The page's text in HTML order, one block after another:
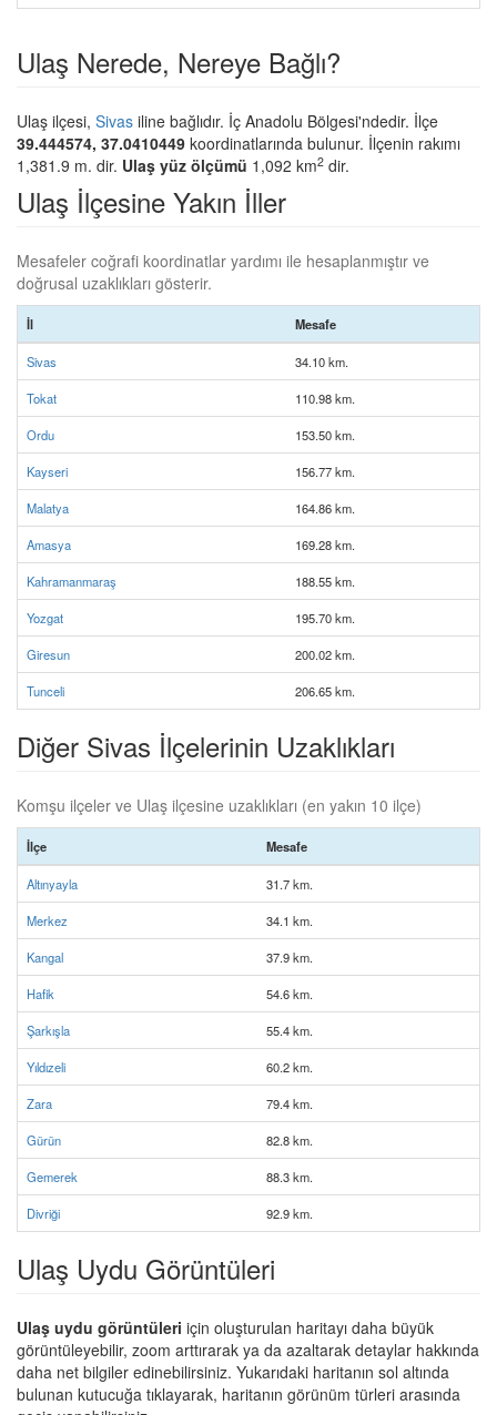
Ulaş Nerede, Nereye Bağlı?
Ulaş ilçesi, Sivas iline bağlıdır. İç Anadolu Bölgesi'ndedir. İlçe
39.444574, 37.0410449 koordinatlarında bulunur. İlçenin rakımı
1,381.9 m. dir. Ulaş yüz ölçümü 1,092 km2 dir.
Ulaş İlçesine Yakın İller
Mesafeler coğrafi koordinatlar yardımı ile hesaplanmıştır ve
doğrusal uzaklıkları gösterir.
İl Mesafe
Sivas 34.10 km.
Tokat 110.98 km.
Ordu 153.50 km.
Kayseri 156.77 km.
Malatya 164.86 km.
Amasya 169.28 km.
Kahramanmaraş 188.55 km.
Yozgat 195.70 km.
Giresun 200.02 km.
Tunceli 206.65 km.
Diğer Sivas İlçelerinin Uzaklıkları
Komşu ilçeler ve Ulaş ilçesine uzaklıkları (en yakın 10 ilçe)
İlçe Mesafe
Altınyayla 31.7 km.
Merkez 34.1 km.
Kangal 37.9 km.
Hafik 54.6 km.
Şarkışla 55.4 km.
Yıldızeli 60.2 km.
Zara 79.4 km.
Gürün 82.8 km.
Gemerek 88.3 km.
Divriği 92.9 km.
Ulaş Uydu Görüntüleri
Ulaş uydu görüntüleri için oluşturulan haritayı daha büyük
görüntüleyebilir, zoom arttırarak ya da azaltarak detaylar hakkında
daha net bilgiler edinebilirsiniz. Yukarıdaki haritanın sol altında
bulunan kutucuğa tıklayarak, haritanın görünüm türleri arasında